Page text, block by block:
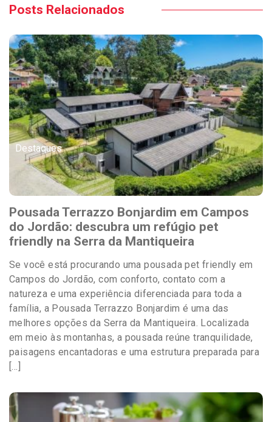
Posts Relacionados
Destaques
Pousada Terrazzo Bonjardim em Campos
do Jordão: descubra um refúgio pet
friendly na Serra da Mantiqueira
Se você está procurando uma pousada pet friendly em
Campos do Jordão, com conforto, contato com a
natureza e uma experiência diferenciada para toda a
família, a Pousada Terrazzo Bonjardim é uma das
melhores opções da Serra da Mantiqueira. Localizada
em meio às montanhas, a pousada reúne tranquilidade,
paisagens encantadoras e uma estrutura preparada para
[…]